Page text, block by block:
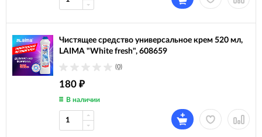
Чистящее средство универсальное крем 520 мл,
LAIMA "White fresh", 608659
(0)
180 ₽
В наличии